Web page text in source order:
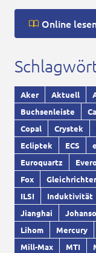
Online
Aker Aktuell
Buchsenleiste
Copal
Crystek
Ecliptek
ECS
Euroquartz
Fox
Gleichrichter
ILSI
Induktivität
Jianghai
Lihom
Mercury
Mill-Max
MTI